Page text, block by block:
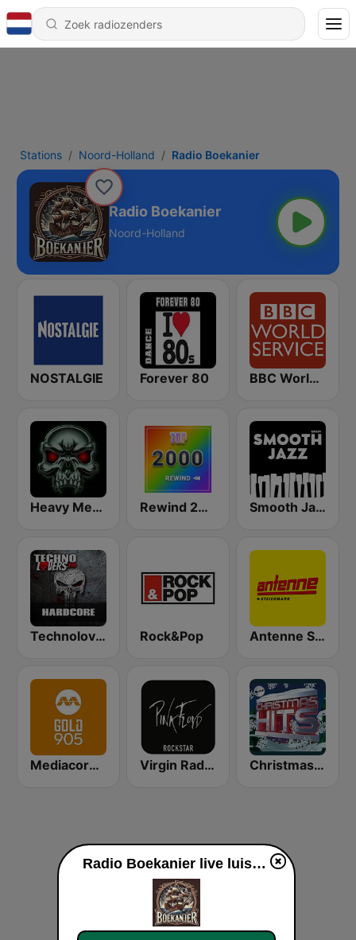
Stations Noord-Holland Radio Boekanier
Radio Boekanier
Noord-Holland
NOSTALGIE Forever 80 BBC World Service
Heavy Metal Radio Rewind 2000's Smooth Jazz - Groov
Technolovers - HARDCORE Rock&Pop Antenne Steiermark
Mediacorp GOLD 905 Virgin Radio Music Star Pink Floyd Christmas Hits Kerstradio
Radio Boekanier live luisteren